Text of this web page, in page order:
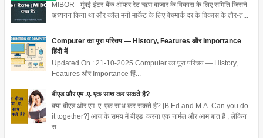
MIBOR - मुंबई इंटर-बैंक ऑफर रेट ऋण बाजार के विकास के लिए समिति जिसने
अध्ययन किया था और कॉल मनी मार्केट के लिए बेंचमार्क दर के विकास के तौर-त...
Computer का पूरा परिचय — History, Features और Importance
हिंदी में
Updated On : 21-10-2025 Computer का पूरा परिचय — History,
Features और Importance हिं...
बीएड और एम .ए. एक साथ कर सकते है?
क्या बीएड और एम .ए. एक साथ कर सकते है? [B.Ed and M.A. Can you do
it together?] आज के समय में बीएड करना एक नार्मल और आम बात है , लेकिन
स...